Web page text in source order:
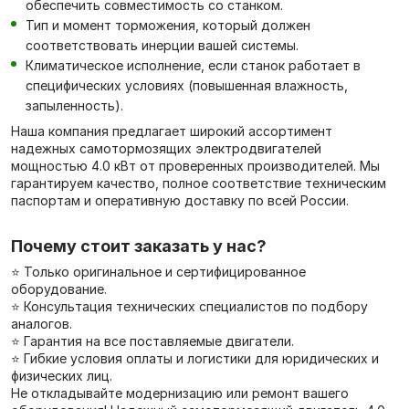
обеспечить совместимость со станком.
Тип и момент торможения, который должен
соответствовать инерции вашей системы.
Климатическое исполнение, если станок работает в
специфических условиях (повышенная влажность,
запыленность).
Наша компания предлагает широкий ассортимент
надежных самотормозящих электродвигателей
мощностью 4.0 кВт от проверенных производителей. Мы
гарантируем качество, полное соответствие техническим
паспортам и оперативную доставку по всей России.
Почему стоит заказать у нас?
⭐ Только оригинальное и сертифицированное
оборудование.
⭐ Консультация технических специалистов по подбору
аналогов.
⭐ Гарантия на все поставляемые двигатели.
⭐ Гибкие условия оплаты и логистики для юридических и
физических лиц.
Не откладывайте модернизацию или ремонт вашего